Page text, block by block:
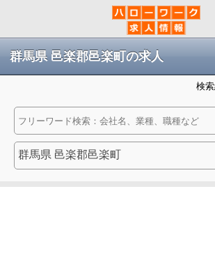
群馬県 邑楽郡邑楽町の求人
検